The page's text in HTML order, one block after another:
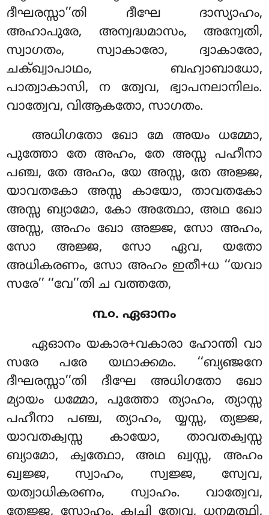
ദീഘരസ്സാ’’തി ദീഘേ ദാസ്യാഹം,
അഹാപുരേ, അന്വദ്ധമാസം, അന്വേതി,
സ്വാഗതം, സ്വാകാരോ, ദ്വാകാരോ,
ചക്ഖ്വാപാഥം, ബഹ്വാബാധോ,
പാത്വാകാസി, ന ത്വേവ, ഭ്വാപനലാനിലം.
വാത്വേവ, വിആകതോ, സാഗതം.
അധിഗതോ ഖോ മേ അയം ധമ്മോ,
പുത്തോ തേ അഹം, തേ അസ്സ പഹീനാ
പഞ്ച, തേ അഹം, യേ അസ്സ, തേ അജ്ജ,
യാവതകോ അസ്സ കായോ, താവതകോ
അസ്സ ബ്യാമോ, കോ അത്ഥോ, അഥ ഖോ
അസ്സ, അഹം ഖോ അജ്ജ, സോ അഹം,
സോ അജ്ജ, സോ ഏവ, യതോ
അധികരണം, സോ അഹം ഇതീ+ധ ‘‘യവാ
സരേ’’ ‘‘വേ’’തി ച വത്തതേ,
൩൦. ഏഓനം
ഏഓനം യകാര+വകാരാ ഹോന്തി വാ
സരേ പരേ യഥാക്കമം. ‘‘ബ്യഞ്ജനേ
ദീഘരസ്സാ’’തി ദീഘേ അധിഗതോ ഖോ
മ്യായം ധമ്മോ, പുത്തോ ത്യാഹം, ത്യാസ്സ
പഹീനാ പഞ്ച, ത്യാഹം, യ്യസ്സ, ത്യജ്ജ,
യാവതക്വസ്സ കായോ, താവതക്വസ്സ
ബ്യാമോ, ക്വത്ഥോ, അഥ ഖ്വസ്സ, അഹം
ഖ്വജ്ജ, സ്വാഹം, സ്വജ്ജ, സ്വേവ,
യത്വാധികരണം, സ്വാഹം. വാത്വേവ,